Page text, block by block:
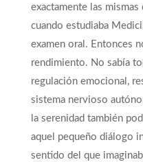
exactamente las
cuando estudiaba
examen oral. Entonces
rendimiento. No sabía
regulación emocional,
sistema nervioso
la serenidad también
aquel pequeño diálogo
sentido del que